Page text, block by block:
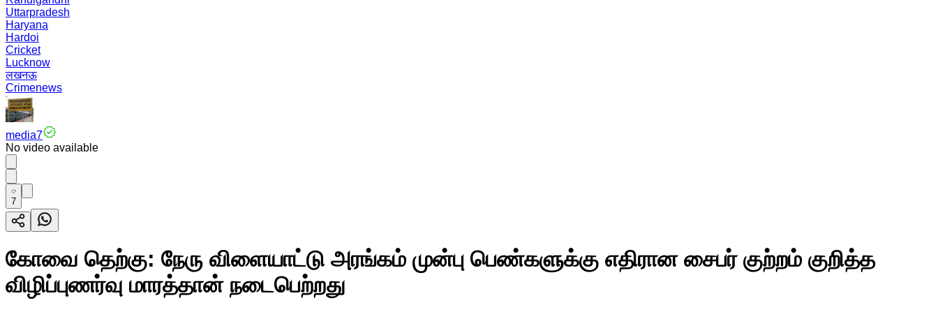
Uttarpradesh
Haryana
Hardoi
Cricket
Lucknow
लखनऊ
Crimenews
media7
No video available
7
கோவை தெற்கு: நேரு விளையாட்டு அரங்கம் முன்பு பெண்களுக்கு எதிரான சைபர் குற்றம் குறித்த
விழிப்புணர்வு மாரத்தான் நடைபெற்றது